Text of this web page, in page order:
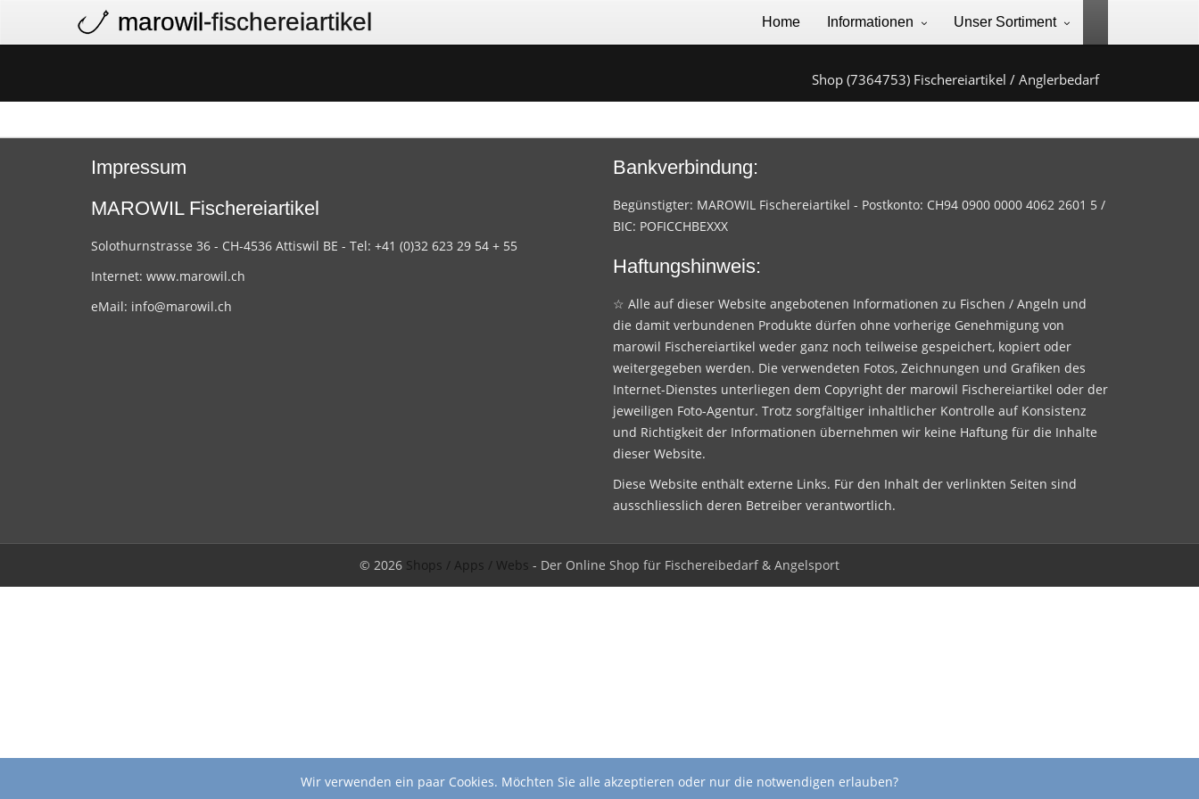
marowil-fischereiartikel Home Informationen Unser Sortiment
Shop (7364753) Fischereiartikel / Anglerbedarf
Impressum
MAROWIL Fischereiartikel
Solothurnstrasse 36 - CH-4536 Attiswil BE - Tel: +41 (0)32 623 29 54 + 55
Internet: www.marowil.ch
eMail: info@marowil.ch
Bankverbindung:
Begünstigter: MAROWIL Fischereiartikel - Postkonto: CH94 0900 0000 4062 2601 5 /
BIC: POFICCHBEXXX
Haftungshinweis:
☆ Alle auf dieser Website angebotenen Informationen zu Fischen / Angeln und
die damit verbundenen Produkte dürfen ohne vorherige Genehmigung von
marowil Fischereiartikel weder ganz noch teilweise gespeichert, kopiert oder
weitergegeben werden. Die verwendeten Fotos, Zeichnungen und Grafiken des
Internet-Dienstes unterliegen dem Copyright der marowil Fischereiartikel oder der
jeweiligen Foto-Agentur. Trotz sorgfältiger inhaltlicher Kontrolle auf Konsistenz
und Richtigkeit der Informationen übernehmen wir keine Haftung für die Inhalte
dieser Website.
Diese Website enthält externe Links. Für den Inhalt der verlinkten Seiten sind
ausschliesslich deren Betreiber verantwortlich.
© 2026 Shops / Apps / Webs - Der Online Shop für Fischereibedarf & Angelsport
Wir verwenden ein paar Cookies. Möchten Sie alle akzeptieren oder nur die notwendigen erlauben?